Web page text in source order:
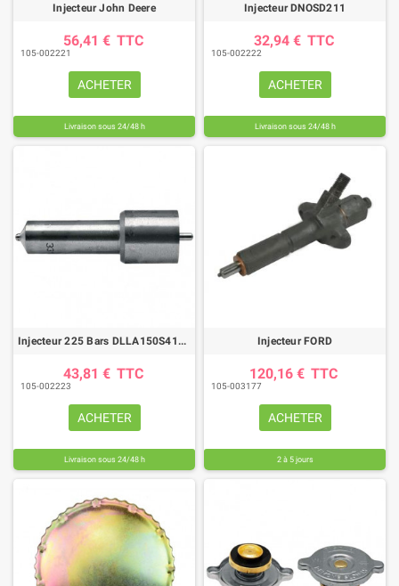
Injecteur John Deere
56,41 € TTC
105-002221
ACHETER
Livraison sous 24/48 h
Injecteur DNOSD211
32,94 € TTC
105-002222
ACHETER
Livraison sous 24/48 h
Injecteur 225 Bars DLLA150S417 Case IH
43,81 € TTC
105-002223
ACHETER
Livraison sous 24/48 h
Injecteur FORD
120,16 € TTC
105-003177
ACHETER
2 à 5 jours